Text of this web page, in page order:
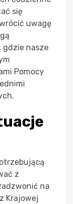
się
uwagę
gdzie nasze
Pomocy
z
na
Krajowej